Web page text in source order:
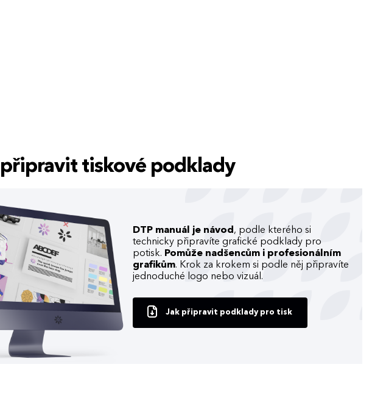
tiskové podklady
DTP manuál je návod , podle kterého si
technicky připravíte grafické podklady pro
potisk. Pomůže nadšencům i profesionálním
grafikům. Krok za krokem si podle něj připravíte
jednoduché logo nebo vizuál.
Jak připravit podklady pro tisk